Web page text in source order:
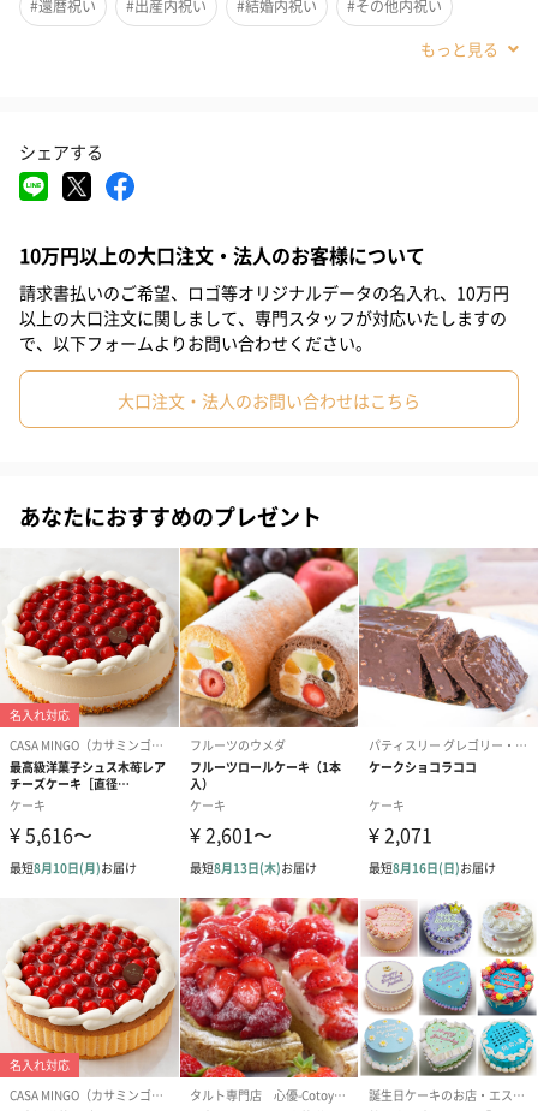
るチーズケーキです。
大人のためのチーズケーキ
上層はレアチーズのムース：北海道産マスカルポーネ。下層は抹
茶のベイクドチーズケーキ：北海道産クリームチーズ。表面と中
見た目も鮮やかな仕上がりはまさに芸術
なっており断面も鮮やか。表面と中層のみずみずしい抹茶ナパー
ジュが彩りを加えます。
お届けと解凍方法について
こちらの商品は【冷凍便】でお届けし、【冷凍状態】でのお渡し
となります。
お召し上がりの際は、下記の内容を参考に解凍を行ってくださ
い。
※半解凍でも美味しくお召し上がりいただけます。
ｰｰｰｰｰｰｰｰｰｰｰｰｰｰｰｰｰｰｰｰｰｰｰｰｰｰｰｰｰｰｰｰｰｰｰｰｰｰｰｰｰｰｰｰｰｰｰ
■冷凍状態で発送日から30日以上
・商品記載の賞味期限内に10℃以下の冷蔵庫内で解凍してくださ
い。
・解凍後は冷蔵庫に保管の上、解凍を開始してから48時間以内に
#還暦祝い #出産内祝い #結婚内祝い #その他内祝い
#クリスマス
#パーティー
#バレンタイン
#就職祝い #引っ越し祝い #自分へのご褒美 #退職祝い
#義母 #妹 #姉 #息子 #娘 #姪 #甥 #部下男性
#部下女性 #義父 #兄 #取引先男性 #取引先女性
#親戚女性 #男子中学生 #女子中学生
#男友達 #男性 #女性 #夫 #妻
#上司女性 #上司男性 #同僚女性
#同僚男性 #男子大学生 #女子大学生 #弟 #10代
#20代前半 #20代後半 #30代 #40代 #50代 #70代
#80代 #90代 #60代
シェアする
10万円以上の大口注文・法人のお客様について
請求書払いのご希望、ロゴ等オリジナルデータの名入れ、10万円
以上の大口注文に関しまして、専門スタッフが対応いたしますの
で、以下フォームよりお問い合わせください。
大口注文・法人のお問い合わせはこちら
あなたにおすすめのプレゼント